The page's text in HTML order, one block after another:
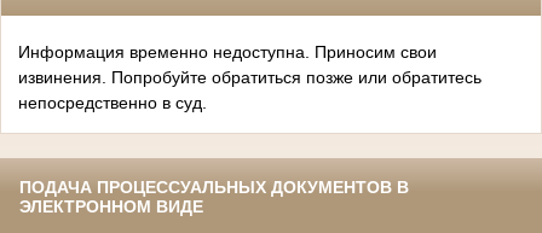
Информация временно недоступна. Приносим свои
извинения. Попробуйте обратиться позже или обратитесь
непосредственно в суд.
ПОДАЧА ПРОЦЕССУАЛЬНЫХ ДОКУМЕНТОВ В
ЭЛЕКТРОННОМ ВИДЕ